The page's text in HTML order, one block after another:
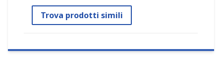
Trova prodotti simili